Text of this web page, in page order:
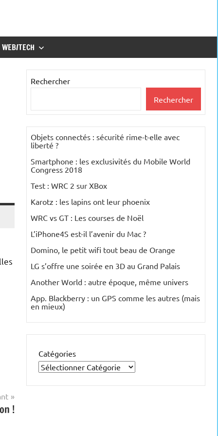
WEB/TECH
!
Rechercher
Rechercher
Objets connectés : sécurité rime-t-elle avec
liberté ?
Smartphone : les exclusivités du Mobile World
Congress 2018
Test : WRC 2 sur XBox
Karotz : les lapins ont leur phoenix
WRC vs GT : Les courses de Noël
L’iPhone4S est-il l’avenir du Mac ?
Domino, le petit wifi tout beau de Orange
LG s’offre une soirée en 3D au Grand Palais
Another World : autre époque, même univers
App. Blackberry : un GPS comme les autres (mais
en mieux)
Catégories